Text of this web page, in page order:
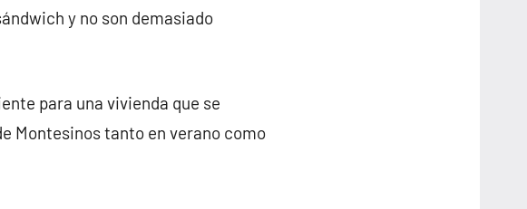
y no son demasiado
para una vivienda que se
Montesinos tanto en verano como